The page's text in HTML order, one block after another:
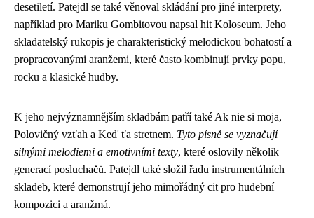
desetiletí. Patejdl se také věnoval skládání pro jiné interprety,
například pro Mariku Gombitovou napsal hit Koloseum. Jeho
skladatelský rukopis je charakteristický melodickou bohatostí a
propracovanými aranžemi, které často kombinují prvky popu,
rocku a klasické hudby.
K jeho nejvýznamnějším skladbám patří také Ak nie si moja,
Polovičný vzťah a Keď ťa stretnem. Tyto písně se vyznačují
silnými melodiemi a emotivními texty, které oslovily několik
generací posluchačů. Patejdl také složil řadu instrumentálních
skladeb, které demonstrují jeho mimořádný cit pro hudební
kompozici a aranžmá.